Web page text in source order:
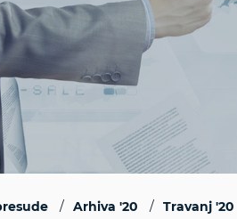
Arhiva '20 Travanj '20